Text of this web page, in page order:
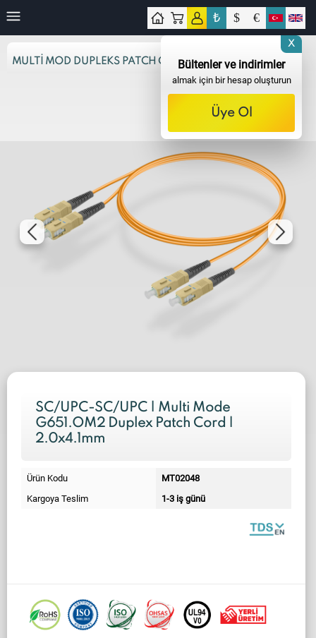
₺ $ €
MULTI MOD DUPLEKS PATCH CORD
SC/UPC-SC/UPC | Multi Mode
G651.OM2 Duplex Patch Cord |
2.0x4.1mm
Ürün Kodu
MT02048
Kargoya Teslim
1-3 iş günü
X
Bültenler ve indirimler
almak için bir hesap oluşturun
Üye Ol